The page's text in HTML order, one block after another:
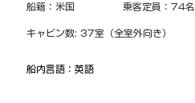
船籍：米国 乗客定員：74名
キャビン数: 37室（全室外向き）
船内言語：英語